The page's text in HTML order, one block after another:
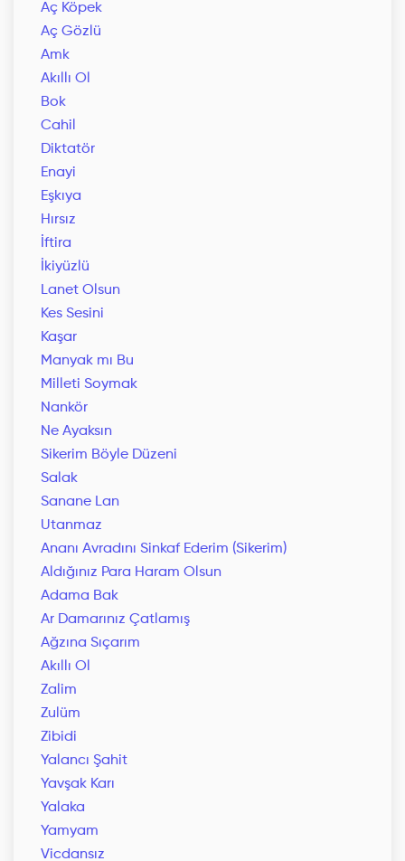
Aç Köpek
Aç Gözlü
Amk
Akıllı Ol
Bok
Cahil
Diktatör
Enayi
Eşkıya
Hırsız
İftira
İkiyüzlü
Lanet Olsun
Kes Sesini
Kaşar
Manyak mı Bu
Milleti Soymak
Nankör
Ne Ayaksın
Sikerim Böyle Düzeni
Salak
Sanane Lan
Utanmaz
Ananı Avradını Sinkaf Ederim (Sikerim)
Aldığınız Para Haram Olsun
Adama Bak
Ar Damarınız Çatlamış
Ağzına Sıçarım
Akıllı Ol
Zalim
Zulüm
Zibidi
Yalancı Şahit
Yavşak Karı
Yalaka
Yamyam
Vicdansız